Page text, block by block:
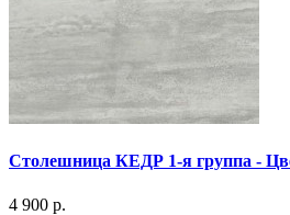
Столешница КЕДР 1-я группа -
4 900 р.